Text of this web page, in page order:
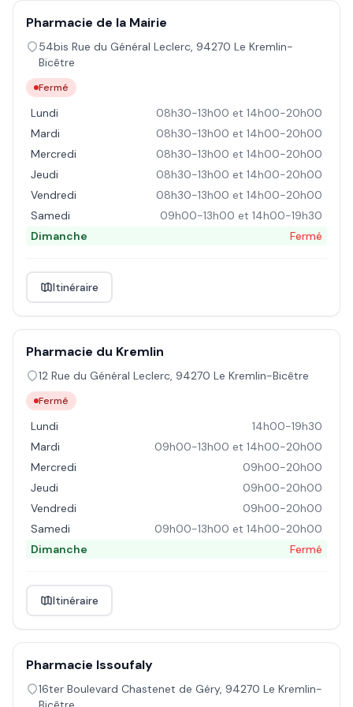
Pharmacie de la Mairie
54bis Rue du Général Leclerc, 94270 Le Kremlin-
Bicêtre
Fermé
Lundi
08h30-13h00 et 14h00-20h00
Mardi
08h30-13h00 et 14h00-20h00
Mercredi
08h30-13h00 et 14h00-20h00
Jeudi
08h30-13h00 et 14h00-20h00
Vendredi
08h30-13h00 et 14h00-20h00
Samedi
09h00-13h00 et 14h00-19h30
Dimanche
Fermé
Itinéraire
Pharmacie du Kremlin
12 Rue du Général Leclerc, 94270 Le Kremlin-Bicêtre
Fermé
Lundi
14h00-19h30
Mardi
09h00-13h00 et 14h00-20h00
Mercredi
09h00-20h00
Jeudi
09h00-20h00
Vendredi
09h00-20h00
Samedi
09h00-13h00 et 14h00-20h00
Dimanche
Fermé
Itinéraire
Pharmacie Issoufaly
16ter Boulevard Chastenet de Géry, 94270 Le Kremlin-